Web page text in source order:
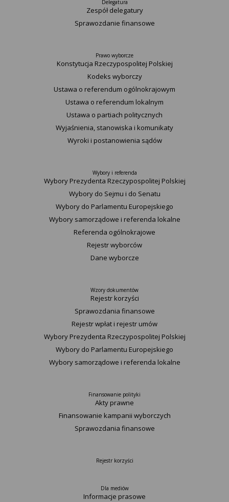
Delegatura
Zespół delegatury
Sprawozdanie finansowe
Prawo wyborcze
Konstytucja Rzeczypospolitej Polskiej​
Kodeks wyborczy
Ustawa o referendum ogólnokrajowym
Ustawa o referendum lokalnym
Ustawa o partiach politycznych
Wyjaśnienia, stanowiska i komunikaty
Wyroki i postanowienia sądów
Wybory i referenda
Wybory Prezydenta Rzeczypospolitej Polskiej
Wybory do Sejmu i do Senatu
Wybory do Parlamentu Europejskiego
Wybory samorządowe i referenda lokalne
Referenda ogólnokrajowe
Rejestr wyborców
Dane wyborcze
Wzory dokumentów
Rejestr korzyści
Sprawozdania finansowe
Rejestr wpłat i rejestr umów
Wybory Prezydenta Rzeczypospolitej Polskiej
Wybory do Parlamentu Europejskiego
Wybory samorządowe i referenda lokalne
Finansowanie polityki
Akty prawne
Finansowanie kampanii wyborczych
Sprawozdania finansowe
Rejestr korzyści
Dla mediów
Informacje prasowe